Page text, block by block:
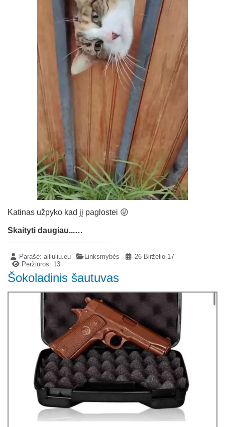
Katinas užpyko kad jį paglostei 😛
Skaityti daugiau...…
Parašė:ailiuliu.eu Linksmybės
26 Birželio 17
Peržiūros: 13
Šokoladinis šautuvas